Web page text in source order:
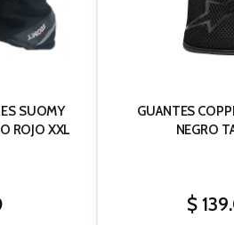
SUOMY
ROJO XXL
GUANTES
NEGRO
$